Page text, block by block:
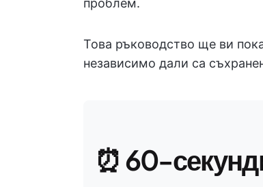
проблем.
Това ръководство ще ви
независимо дали са
⏰ 60-